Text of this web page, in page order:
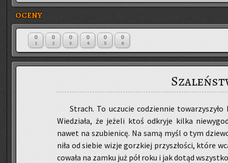
OCENY
0
1
0
2
0
3
0
4
0
5
0
6
Strach. To uczu­cie co­dzien­nie
Wie­dzia­ła, że je­że­li ktoś od­kry­je kilka
nawet na szu­bie­ni­cę. Na samą myśl o tym
ni­ła od sie­bie wizje gorz­kiej przy­szło­ści, które
co­wa­ła na zamku już pół roku i jak dotąd